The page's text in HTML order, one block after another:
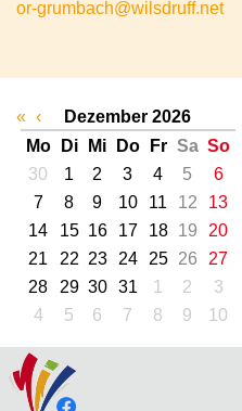
or-grumbach@wilsdruff.net
« ‹
Dezember 2026
Mo
Di Mi Do Fr Sa So
30
1 2 3 4 5
6
7
8 9 10 11 12
13
14
15 16 17 18 19
20
21
22 23 24 25 26
27
28
29 30 31 1 2
3
4
5 6 7 8 9 10